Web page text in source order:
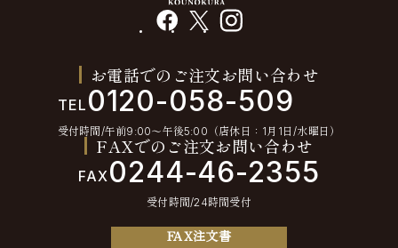
facebook instagram
お電話でのご注文お問い合わせ
TEL 0120-058-509
受付時間/午前9:00〜午後5:00（店休日：1月1日/水曜日）
FAXでのご注文お問い合わせ
FAX0244-46-2355
受付時間/24時間受付
FAX注文書